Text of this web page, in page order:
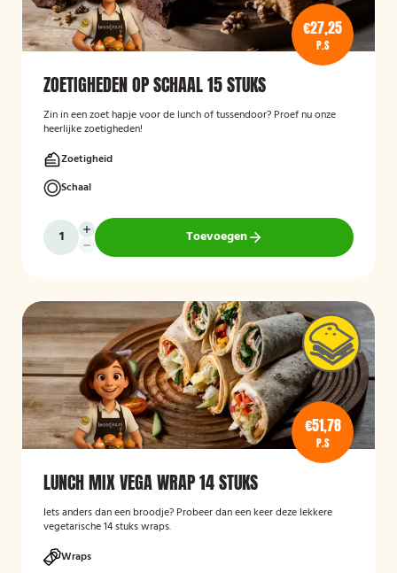
€27,25
P.S
ZOETIGHEDEN OP SCHAAL 15 STUKS
Zin in een zoet hapje voor de lunch of tussendoor? Proef nu onze
heerlijke zoetigheden!
Zoetigheid
Schaal
Toevoegen
€51,78
P.S
LUNCH MIX VEGA WRAP 14 STUKS
Iets anders dan een broodje? Probeer dan een keer deze lekkere
vegetarische 14 stuks wraps.
Wraps